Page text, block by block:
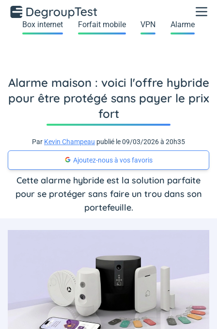
Box internet Forfait mobile VPN Alarme
Alarme maison : voici l'offre hybride
pour être protégé sans payer le prix
fort
Par Kevin Champeau publié le 09/03/2026 à 20h35
Ajoutez-nous à vos favoris
Cette alarme hybride est la solution parfaite
pour se protéger sans faire un trou dans son
portefeuille.